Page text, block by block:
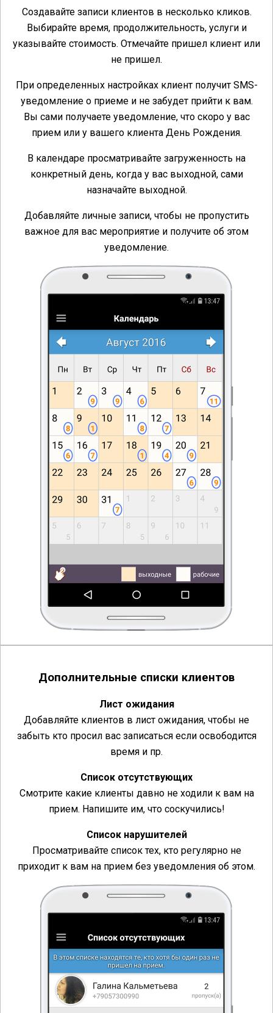
Создавайте записи клиентов в несколько кликов.
Выбирайте время, продолжительность, услуги и
указывайте стоимость. Отмечайте пришел клиент или
не пришел.
При определенных настройках клиент получит SMS-
уведомление о приеме и не забудет прийти к вам.
Вы сами получаете уведомление, что скоро у вас
прием или у вашего клиента День Рождения.
В календаре просматривайте загруженность на
конкретный день, когда у вас выходной, сами
назначайте выходной.
Добавляйте личные записи, чтобы не пропустить
важное для вас мероприятие и получите об этом
уведомление.
Дополнительные списки клиентов
Лист ожидания
Добавляйте клиентов в лист ожидания, чтобы не
забыть кто просил вас записаться если освободится
время и пр.
Список отсутствующих
Смотрите какие клиенты давно не ходили к вам на
прием. Напишите им, что соскучились!
Список нарушителей
Просматривайте список тех, кто регулярно не
приходит к вам на прием без уведомления об этом.